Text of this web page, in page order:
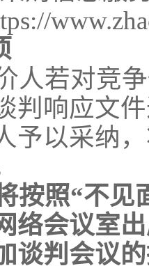
人若对竞
判响应文
予以采纳
按照“不见
络会议室
谈判会议